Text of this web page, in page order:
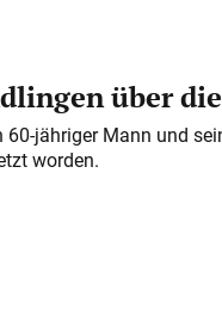
über
jähriger Mann und
worden.